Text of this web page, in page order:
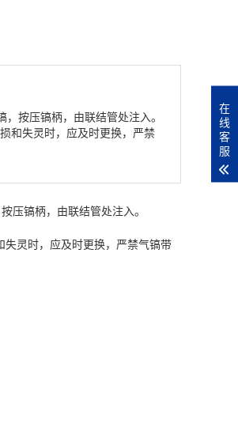
按压镐柄，由联结管处注入。
和失灵时，应及时更换，严禁
压镐柄，由联结管处注入。
灵时，应及时更换，严禁气镐带
在
线
客
服